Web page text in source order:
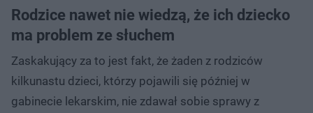
Rodzice nawet nie wiedzą, że ich dziecko
ma problem ze słuchem
Zaskakujący za to jest fakt, że żaden z rodziców
kilkunastu dzieci, którzy pojawili się później w
gabinecie lekarskim, nie zdawał sobie sprawy z